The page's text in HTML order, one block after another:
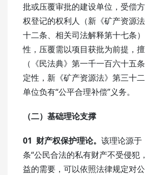
批或压覆审批的建设单位，受偿
权登记的权利人（新《矿产资源
十二条、相关司法解释第十七条
性，压覆需以项目获批为前提，
（《民法典》第一千一百六十五
定性，新《矿产资源法》第三十
单位负有“公平合理补偿”义务。
（二）基础理论支撑
01 财产权保护理论。 该理论源于
条“公民合法的私有财产不受侵犯
益的需要，可以依照法律规定对